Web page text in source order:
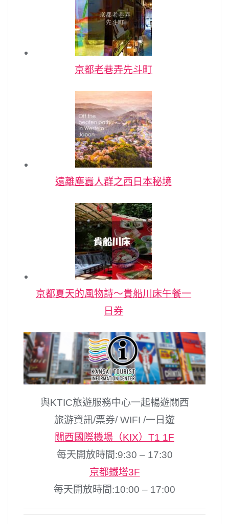
京都老巷弄先斗町
遠離塵囂人群之西日本秘境
京都夏天的風物詩～貴船川床午餐一
日券
與KTIC旅遊服務中心一起暢遊關西
旅游資訊/票券/ WIFI /一日遊
關西國際機場（KIX）T1 1F
每天開放時間:9:30 – 17:30
京都鐵塔3F
每天開放時間:10:00 – 17:00